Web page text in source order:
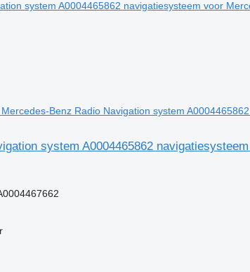
Mercedes-Benz Radio Navigation system
system A0004465862